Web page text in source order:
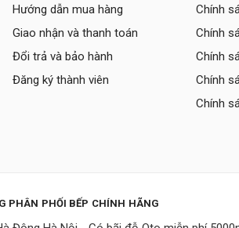
Hướng dẫn mua hàng
Giao nhận và thanh toán
Đổi trả và bảo hành
Đăng ký thành viên
Chính
Chính
Chính
Chính
Chính
PHÂN PHỐI BẾP CHÍNH HÃNG